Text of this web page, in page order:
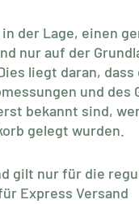
der Lage, einen
nur auf der
liegt daran, dass
und des
bekannt sind,
gelegt wurden.
gilt nur für die
Express Versand